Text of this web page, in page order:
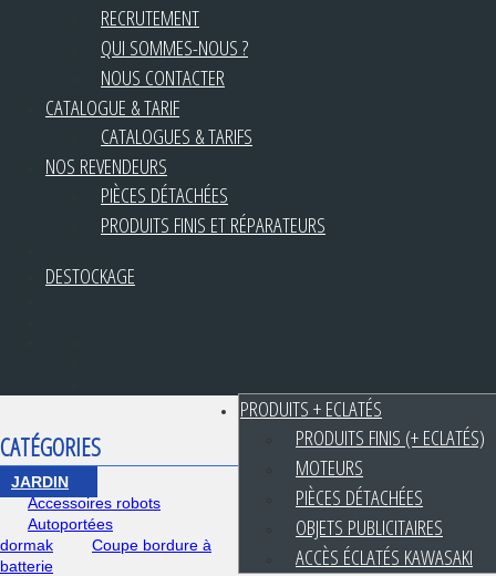
RECRUTEMENT
QUI SOMMES-NOUS ?
NOUS CONTACTER
CATALOGUE & TARIF
CATALOGUES & TARIFS
NOS REVENDEURS
PIÈCES DÉTACHÉES
PRODUITS FINIS ET RÉPARATEURS
DESTOCKAGE
PRODUITS + ECLATÉS
PRODUITS FINIS (+ ECLATÉS)
MOTEURS
PIÈCES DÉTACHÉES
OBJETS PUBLICITAIRES
ACCÈS ÉCLATÉS KAWASAKI
CATÉGORIES
JARDIN
Accessoires robots
Autoportées
dormak
Coupe bordure à
batterie